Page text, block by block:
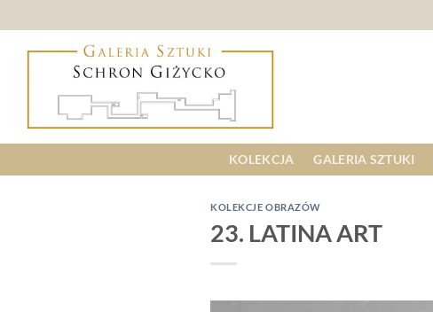
to
content
KOLEKCJA GALERIA SZTUKI
KOLEKCJE OBRAZÓW
23. LATINA ART